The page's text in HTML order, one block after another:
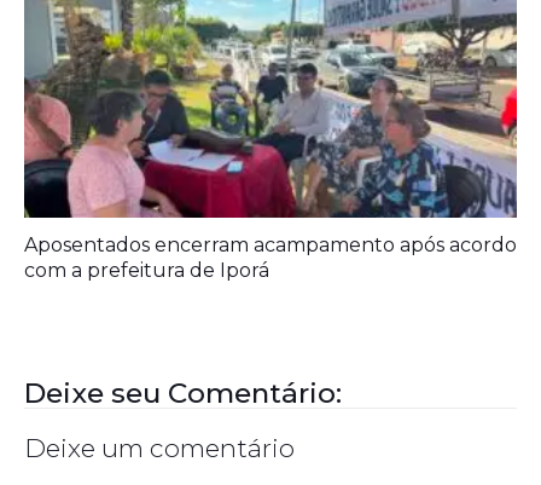
Aposentados encerram acampamento após acordo
com a prefeitura de Iporá
Deixe seu Comentário:
Deixe um comentário